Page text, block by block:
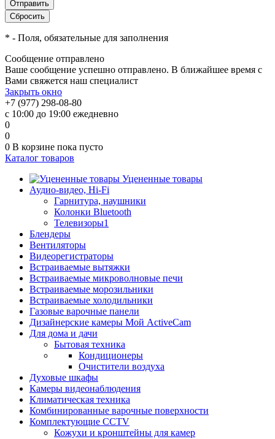
* - Поля, обязательные для заполнения
Сообщение отправлено
Ваше сообщение успешно отправлено. В ближайшее время с
Вами свяжется наш специалист
Закрыть окно
+7 (977) 298-08-80
с 10:00 до 19:00 ежедневно
0
0
0 В корзине пока пусто
Каталог товаров
Уцененные товары
Аудио-видео, Hi-Fi
Гарнитура, наушники
Колонки Bluetooth
Телевизоры1
Блендеры
Вентиляторы
Видеорегистраторы
Встраиваемые вытяжки
Встраиваемые микроволновые печи
Встраиваемые морозильники
Встраиваемые холодильники
Газовые варочные панели
Дизайнерские камеры Мой ActiveCam
Для дома и дачи
Бытовая техника
Кондиционеры
Очистители воздуха
Духовые шкафы
Камеры видеонаблюдения
Климатическая техника
Комбинированные варочные поверхности
Комплектующие CCTV
Кожухи и кронштейны для камер